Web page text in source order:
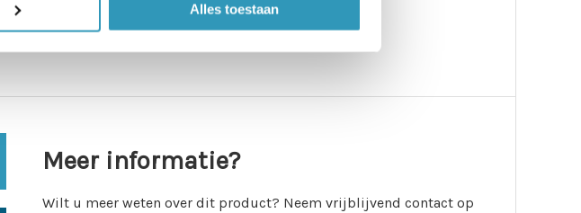
Alles toestaan
Meer informatie?
Wilt u meer weten over dit product? Neem vrijblijvend contact op